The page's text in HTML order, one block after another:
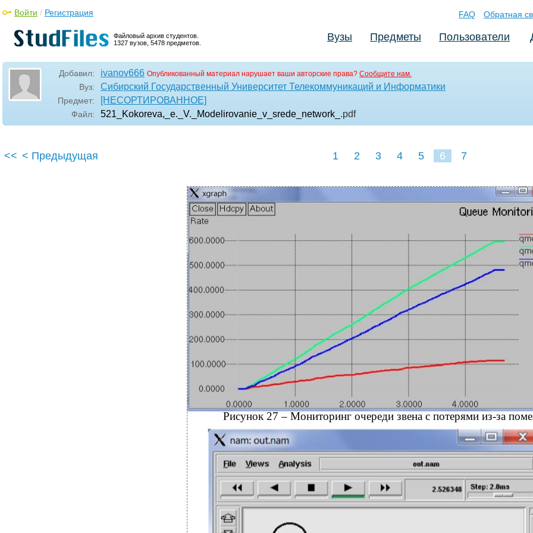
Файловый архив студентов.
1327 вузов, 5478 предметов.
Войти / Регистрация FAQ Обратная
Вузы Предметы Пользователи
Добавил: ivanov666 Опубликованный материал нарушает ваши авторские права? Сообщите нам.
Вуз: Сибирский Государственный Университет Телекоммуникаций и Информатики
Предмет: [НЕСОРТИРОВАННОЕ]
Файл: 521_Kokoreva,_e._V._Modelirovanie_v_srede_network_ .pdf
<< < Предыдущая 1 2 3 4 5 6 7
Рисунок 27 – Мониторинг очереди звена с потерями из-за